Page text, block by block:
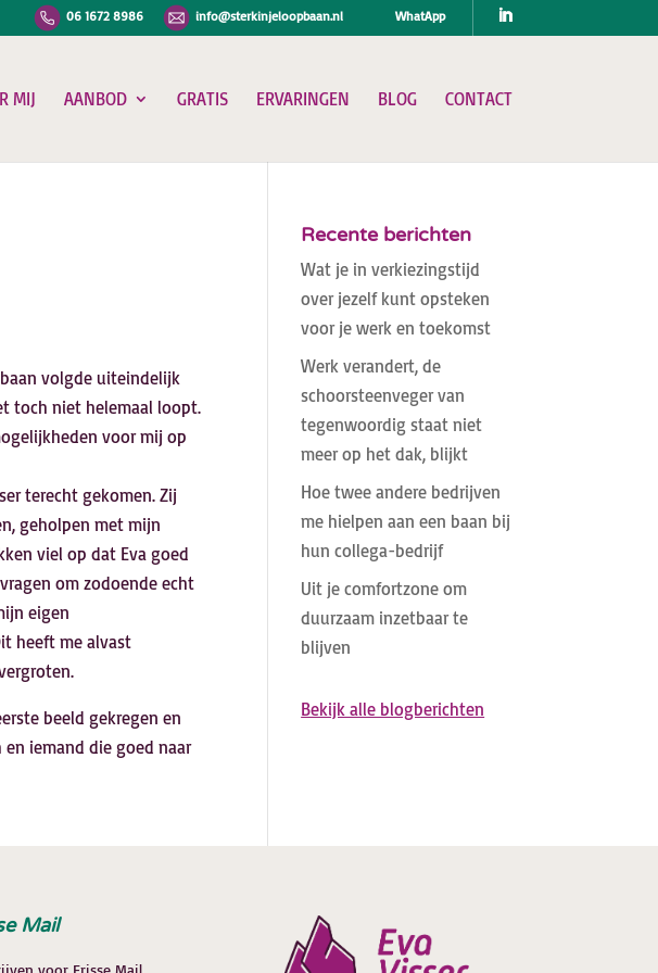
06 1672 8986 info@sterkinjeloopbaan.nl WhatApp
MIJ AANBOD GRATIS ERVARINGEN BLOG CONTACT
volgde uiteindelijk
toch niet helemaal loopt.
voor mij op
terecht gekomen. Zij
geholpen met mijn
viel op dat Eva goed
om zodoende echt
eigen
heeft me alvast
beeld gekregen en
iemand die goed naar
Recente berichten
Wat je in verkiezingstijd
over jezelf kunt opsteken
voor je werk en toekomst
Werk verandert, de
schoorsteenveger van
tegenwoordig staat niet
meer op het dak, blijkt
Hoe twee andere bedrijven
me hielpen aan een baan bij
hun collega-bedrijf
Uit je comfortzone om
duurzaam inzetbaar te
blijven
Bekijk alle blogberichten
Mail
voor Frisse Mail